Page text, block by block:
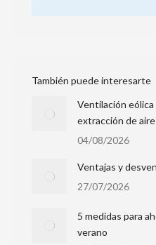
También puede interesarte
Ventilación
extracción de
04/08/2026
Ventajas y
27/07/2026
5 medidas para
verano